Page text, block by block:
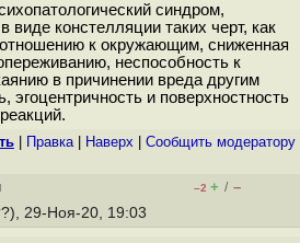
синдром,
виде констелляции таких черт, как
к окружающим, сниженная
неспособность к
в причинении вреда другим
эгоцентричность и поверхностность
Правка| Наверх Cообщить модератору
–2 + / –
29-Ноя-20, 19:03